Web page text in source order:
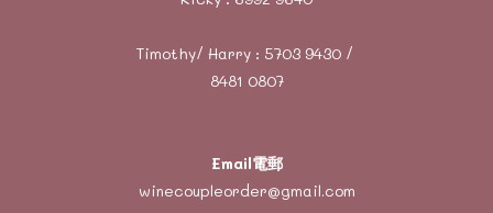
Timothy/ Harry : 5703 9430/
8481 0807
Email電郵
winecoupleorder@gmail.com